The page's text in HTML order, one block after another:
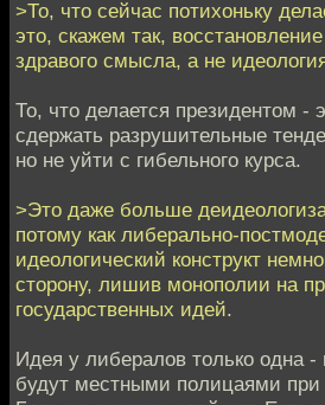
>То, что сейчас потихоньку
это, скажем так,
здравого смысла, а не
То, что делается президентом -
сдержать разрушительные
но не уйти с гибельного курса.
>Это даже больше
потому как либерально-
идеологический конструкт
сторону, лишив монополии на
государственных идей.
Идея у либералов только одна -
будут местными полицаями при